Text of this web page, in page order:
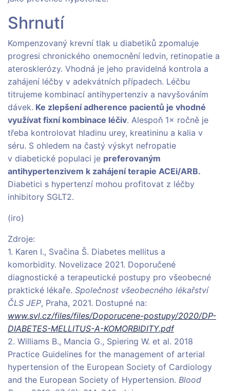
Shrnutí
Kompenzovaný krevní tlak u diabetiků zpomaluje
progresi chronického onemocnění ledvin, retinopatie a
aterosklerózy. Vhodná je jeho pravidelná kontrola a
zahájení léčby v adekvátních případech. Léčbu
titrujeme kombinací antihypertenziv a navyšováním
dávek. Ke zlepšení adherence pacientů je vhodné
využívat fixní kombinace léčiv. Alespoň 1× ročně je
třeba kontrolovat hladinu urey, kreatininu a kalia v
séru. S ohledem na častý výskyt nefropatie
v diabetické populaci je preferovaným
antihypertenzivem k zahájení terapie ACEi/ARB.
Diabetici s hypertenzí mohou profitovat z léčby
inhibitory SGLT2.
(iro)
Zdroje:
1. Karen I., Svačina Š. Diabetes mellitus a
komorbidity. Novelizace 2021. Doporučené
diagnostické a terapeutické postupy pro všeobecné
praktické lékaře. Společnost všeobecného lékařství
ČLS JEP, Praha, 2021. Dostupné na:
www.svl.cz/files/files/Doporucene-postupy/2020/DP-
DIABETES-MELLITUS-A-KOMORBIDITY.pdf
2. Williams B., Mancia G., Spiering W. et al. 2018
Practice Guidelines for the management of arterial
hypertension of the European Society of Cardiology
and the European Society of Hypertension. Blood